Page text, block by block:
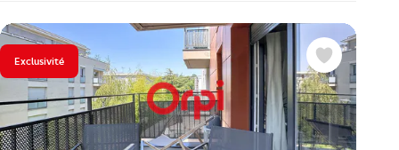
Exclusivité Favoris